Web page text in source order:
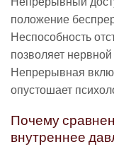
положение
Неспособность
позволяет
Непрерывная
опустошает
Почему
внутреннее